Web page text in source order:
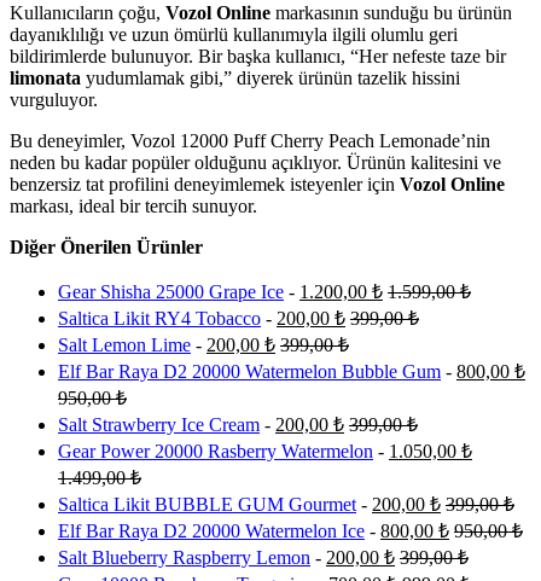
Kullanıcıların çoğu, Vozol Online markasının sunduğu bu ürünün
dayanıklılığı ve uzun ömürlü kullanımıyla ilgili olumlu geri
bildirimlerde bulunuyor. Bir başka kullanıcı, “Her nefeste taze bir
limonata yudumlamak gibi,” diyerek ürünün tazelik hissini
vurguluyor.
Bu deneyimler, Vozol 12000 Puff Cherry Peach Lemonade’nin
neden bu kadar popüler olduğunu açıklıyor. Ürünün kalitesini ve
benzersiz tat profilini deneyimlemek isteyenler için Vozol Online
markası, ideal bir tercih sunuyor.
Diğer Önerilen Ürünler
Gear Shisha 25000 Grape Ice - 1.200,00 ₺ 1.599,00₺
Saltica Likit RY4 Tobacco - 200,00 ₺ 399,00₺
Salt Lemon Lime - 200,00 ₺ 399,00₺
Elf Bar Raya D2 20000 Watermelon Bubble Gum - 800,00 ₺
950,00₺
Salt Strawberry Ice Cream - 200,00 ₺ 399,00₺
Gear Power 20000 Rasberry Watermelon - 1.050,00 ₺
1.499,00₺
Saltica Likit BUBBLE GUM Gourmet - 200,00 ₺ 399,00₺
Elf Bar Raya D2 20000 Watermelon Ice - 800,00 ₺ 950,00₺
Salt Blueberry Raspberry Lemon - 200,00 ₺ 399,00₺